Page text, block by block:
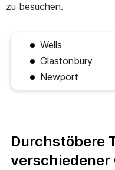
zu besuchen.
Wells
Glastonbury
Newport
Durchstöbere
verschiedener